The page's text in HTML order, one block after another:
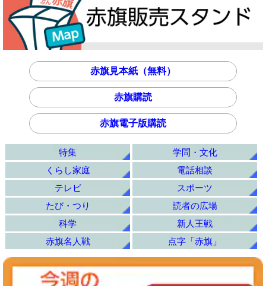
赤旗見本紙（無料）
赤旗購読
赤旗電子版購読
特集
学問・文化
くらし家庭
電話相談
テレビ
スポーツ
たび・つり
読者の広場
科学
新人王戦
赤旗名人戦
点字「赤旗」